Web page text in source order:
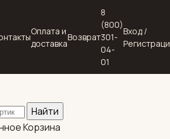
Оплата и
доставка
Возврат
8
(800)
301-
04-
01
Вход /
Найти
Корзина